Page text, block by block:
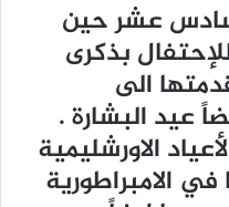
عشر حين
بذكرى
الى
عيد البشارة .
الاورشليمية
الامبراطورية